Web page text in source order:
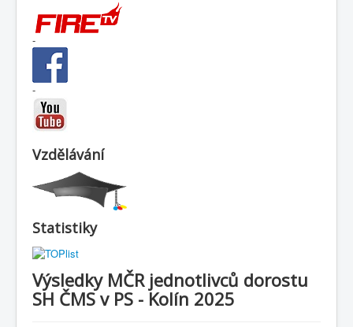
-
-
Vzdělávání
Statistiky
Výsledky MČR jednotlivců dorostu
SH ČMS v PS - Kolín 2025